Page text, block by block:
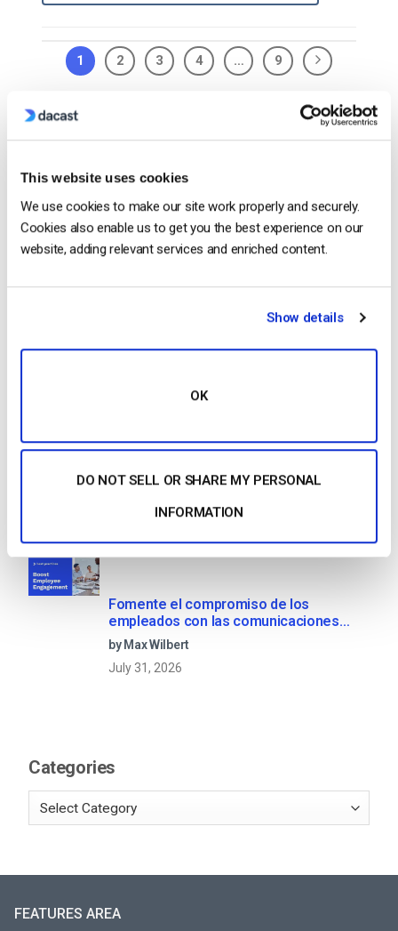
This website uses cookies
We use cookies to make our site work properly and securely.
Cookies also enable us to get you the best experience on our
website, adding relevant services and enriched content.
Show details
OK
DO NOT SELL OR SHARE MY PERSONAL
INFORMATION
1 2 3 4 … 9
Search
Recent
Ventajas, desventajas y cómo funciona
OTT Full Form – El presente y el futuro
August 4, 2026
Fomente el compromiso de los
empleados con las comunicaciones
corporativas en directo
by Max Wilbert
July 31, 2026
Categories
FEATURES AREA